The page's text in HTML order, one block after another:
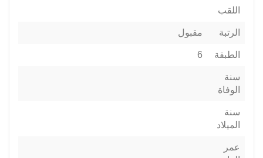
اللقب
الرتبة مقبول
الطبقة 6
سنة
الوفاة
سنة
الميلاد
عمر